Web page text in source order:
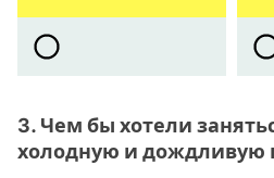
3. Чем бы хотели
холодную и дождливую